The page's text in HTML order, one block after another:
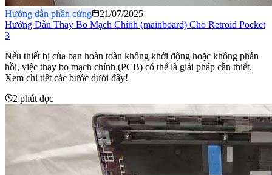
Hướng dẫn phần cứng
21/07/2025
Hướng Dẫn Thay Bo Mạch Chính (mainboard) Cho Retroid Pocket
3
Nếu thiết bị của bạn hoàn toàn không khởi động hoặc không phản
hồi, việc thay bo mạch chính (PCB) có thể là giải pháp cần thiết.
Xem chi tiết các bước dưới đây!
2 phút đọc